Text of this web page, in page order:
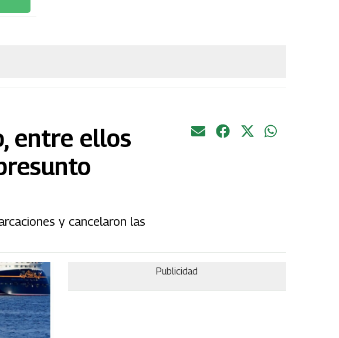
entre ellos
y cancelaron las
Publicidad